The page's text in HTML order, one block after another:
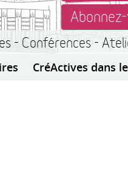
- Conférences -
CréActives dans